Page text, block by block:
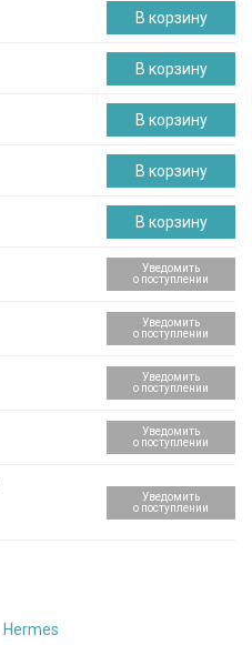
В корзину
В корзину
В корзину
В корзину
В корзину
Уведомить
о поступлении
Уведомить
о поступлении
Уведомить
о поступлении
Уведомить
о поступлении
Уведомить
о поступлении
Hermes